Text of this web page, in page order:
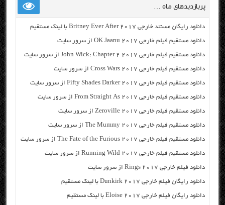
پربازدیدهای ماه …
دانلود رایگان مسنتد خارجی Britney Ever After 2017 با لینک مستقیم
دانلود مستقیم فیلم خارجی OK Jaanu 2017 از سرور سایت
دانلود مستقیم فیلم خارجی John Wick: Chapter 2 2017 از سرور سایت
دانلود مستقیم فیلم خارجی Cross Wars 2017 از سرور سایت
دانلود مستقیم فیلم خارجی Fifty Shades Darker 2017 از سرور سایت
دانلود مستقیم فیلم خارجی From Straight As 2017 از سرور سایت
دانلود مستقیم فیلم خارجی Zeroville 2017 از سرور سایت
دانلود مستقیم فیلم خارجی The Mummy 2017 از سرور سایت
دانلود مستقیم فیلم خارجی The Fate of the Furious 2017 از سرور سایت
دانلود مستقیم فیلم خارجی Running Wild 2017 از سرور سایت
دانلود فیلم خارجی Rings 2017 از سرور سایت
دانلود رایگان فیلم خارجی Dunkirk 2017 با لینک مستقیم
دانلود رایگان فیلم خارجی Eloise 2017 با لینک مستقیم